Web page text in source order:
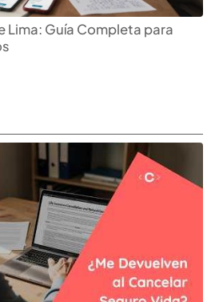
Lima: Guía Completa para